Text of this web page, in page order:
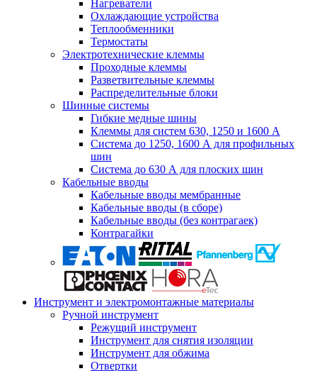
Нагреватели
Охлаждающие устройства
Теплообменники
Термостаты
Электротехнические клеммы
Проходные клеммы
Разветвительные клеммы
Распределительные блоки
Шинные системы
Гибкие медные шины
Клеммы для систем 630, 1250 и 1600 А
Система до 1250, 1600 А для профильных
шин
Система до 630 А для плоских шин
Кабельные вводы
Кабельные вводы мембранные
Кабельные вводы (в сборе)
Кабельные вводы (без контрагаек)
Контрагайки
Инструмент и электромонтажные материалы
Ручной инструмент
Режущий инструмент
Инструмент для снятия изоляции
Инструмент для обжима
Отвертки